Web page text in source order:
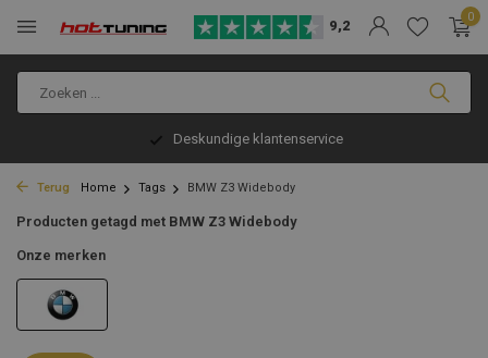
9,2
0
Deskundige klantenservice
Terug Home Tags BMW Z3 Widebody
Producten getagd met BMW Z3 Widebody
Onze merken